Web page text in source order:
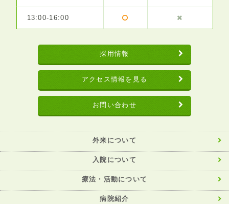
13:00-16:00
採用情報
アクセス情報を見る
お問い合わせ
外来について
入院について
療法・活動について
病院紹介